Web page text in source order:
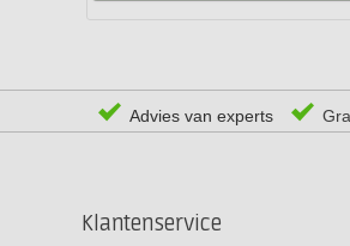
Advies van experts
Klantenservice